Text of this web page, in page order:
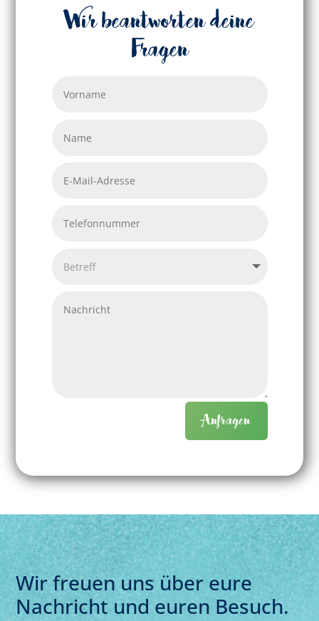
Wir beantworten deine
Fragen
Anfragen
Wir freuen uns über eure
Nachricht und euren Besuch.